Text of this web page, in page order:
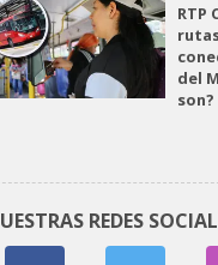
RTP
del
son?
REDES